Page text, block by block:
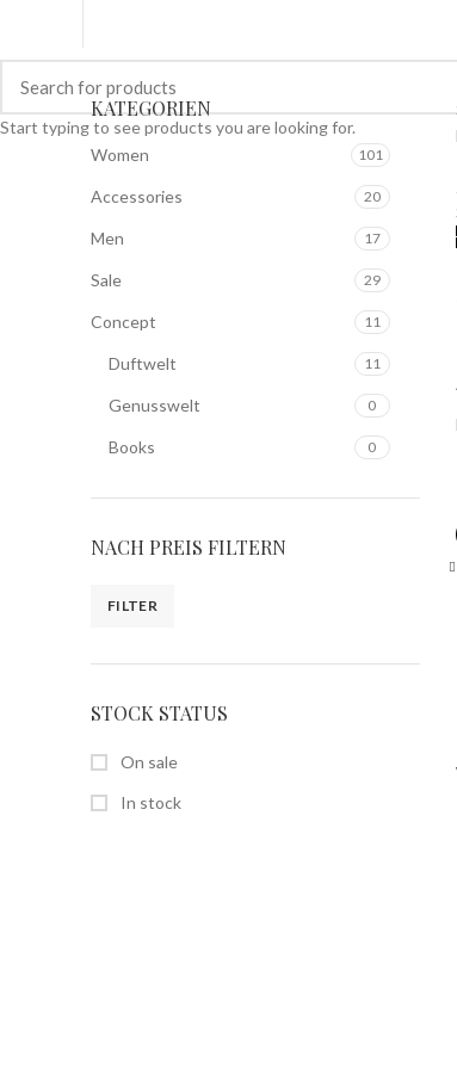
KATEGORIEN
Accessories 20
Concept 11
Books 0
Duftwelt 11
Genusswelt 0
Men 17
Sale 29
Women 101
NACH PREIS FILTERN
FILTER
STOCK STATUS
On sale
In stock
Start typing to see products you are looking for.